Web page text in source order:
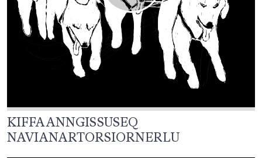
KIFFAANNGISSUSEQ
NAVIANARTORSIORNERLU